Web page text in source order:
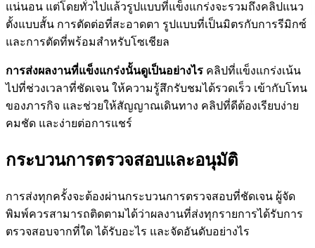
แน่นอน แต่โดยทั่วไปแล้วรูปแบบที่แข็งแกร่งจะรวมถึงคลิปแนว
ตั้งแบบสั้น การตัดต่อที่สะอาดตา รูปแบบที่เป็นมิตรกับการรีมิกซ์
และการตัดที่พร้อมสำหรับโซเชียล
การส่งผลงานที่แข็งแกร่งนั้นดูเป็นอย่างไร คลิปที่แข็งแกร่งเน้น
ไปที่ช่วงเวลาที่ชัดเจน ให้ความรู้สึกรับชมได้รวดเร็ว เข้ากับโทน
ของภารกิจ และช่วยให้สัญญาณเดินทาง คลิปที่ดีต้องเรียบง่าย
คมชัด และง่ายต่อการแชร์
กระบวนการตรวจสอบและอนุมัติ
การส่งทุกครั้งจะต้องผ่านกระบวนการตรวจสอบที่ชัดเจน ผู้จัด
พิมพ์ควรสามารถติดตามได้ว่าผลงานที่ส่งทุกรายการได้รับการ
ตรวจสอบจากที่ใด ได้รับอะไร และจัดอันดับอย่างไร